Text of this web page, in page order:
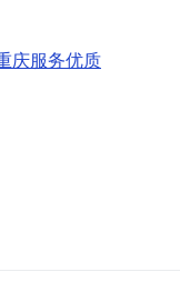
庆服务优质